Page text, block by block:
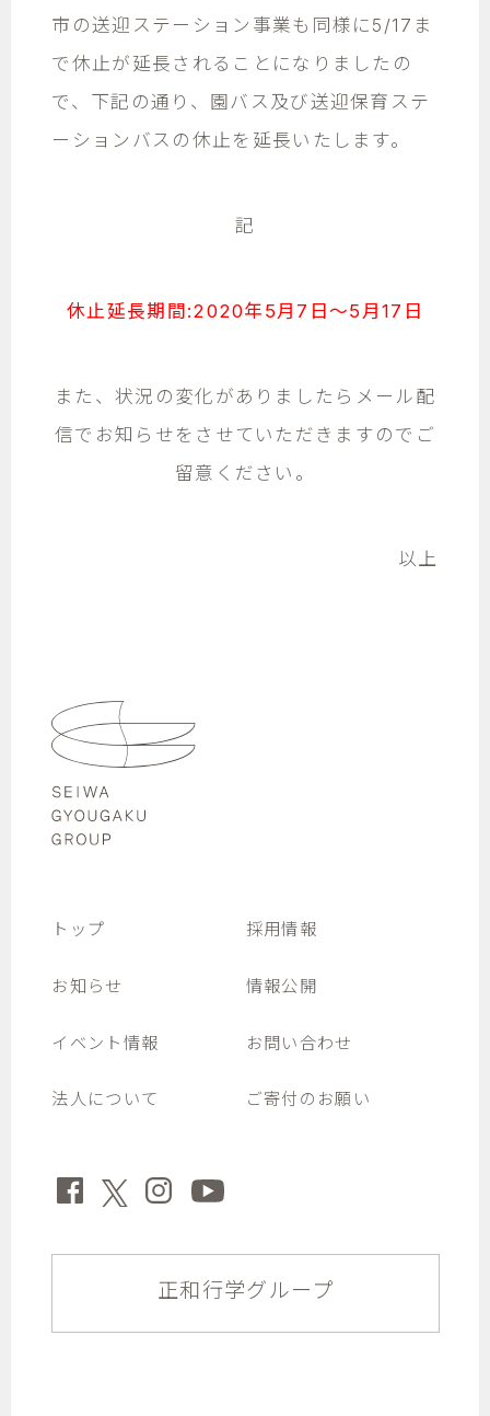
市の送迎ステーション事業も同様に5/17ま
で休止が延長されることになりましたの
で、下記の通り、園バス及び送迎保育ステ
ーションバスの休止を延長いたします。
記
休止延長期間:2020年5月7日～5月17日
また、状況の変化がありましたらメール配
信でお知らせをさせていただきますのでご
留意ください。
以上
トップ
お知らせ
イベント情報
法人について
採用情報
情報公開
お問い合わせ
ご寄付のお願い
正和行学グループ